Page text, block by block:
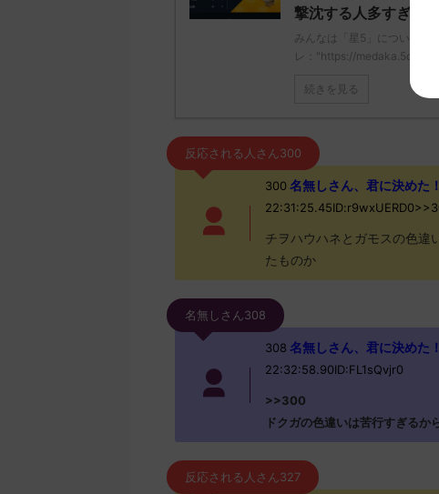
撃沈する人多すぎ
みんなは「星5」についてど
レ："https://
続きを見る
反応される人さん300
300 名無しさん、君に決め
チヲハウハネとガモスの色違
たものか
名無しさん308
308 名無しさん、君に決め
22:32:58.90ID:FL1sQvjr0
>>300
ドクガの色違いは苦行すぎるか
反応される人さん327